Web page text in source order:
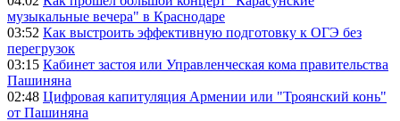
музыкальные вечера" в Краснодаре
03:52 Как выстроить эффективную подготовку к ОГЭ без
перегрузок
03:15 Кабинет застоя или Управленческая кома правительства
Пашиняна
02:48 Цифровая капитуляция Армении или "Троянский конь"
от Пашиняна